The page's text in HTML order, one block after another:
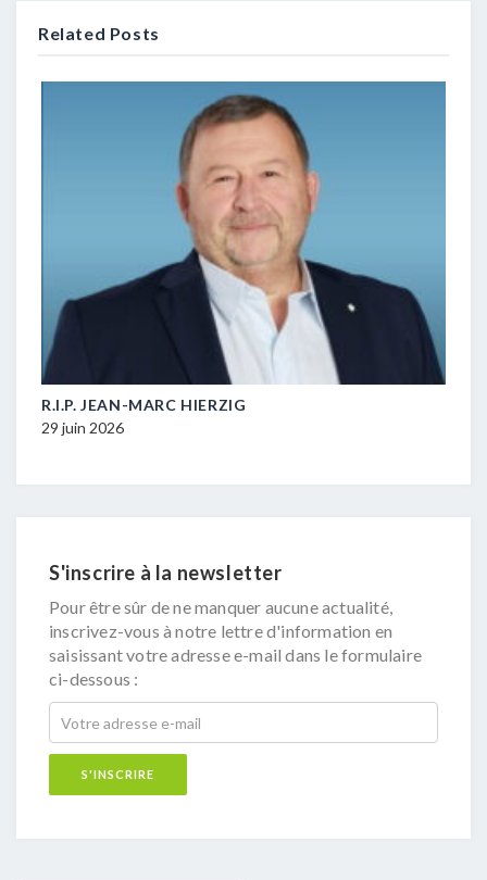
Related Posts
R.I.P. JEAN-MARC HIERZIG
29 juin 2026
S'inscrire à la newsletter
Pour être sûr de ne manquer aucune actualité,
inscrivez-vous à notre lettre d'information en
saisissant votre adresse e-mail dans le formulaire
ci-dessous :